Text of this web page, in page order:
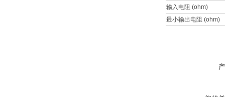
输入电阻 (ohm)
最小输出电阻 (ohm)